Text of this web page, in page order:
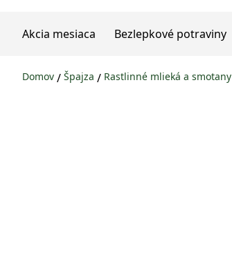
Akcia mesiaca Bezlepkové potraviny
Domov / Špajza / Rastlinné mlieká a smotany